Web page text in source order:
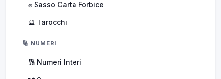
✊ Sasso Carta Forbice
🔮 Tarocchi
🔢 NUMERI
🔢 Numeri Interi